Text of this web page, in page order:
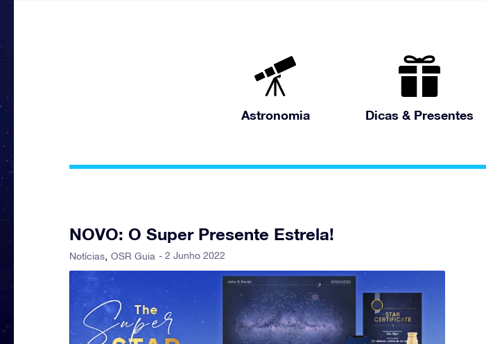
Astronomia Dicas & Presentes
NOVO: O Super Presente Estrela!
Notícias OSR Guia - 2 Junho 2022